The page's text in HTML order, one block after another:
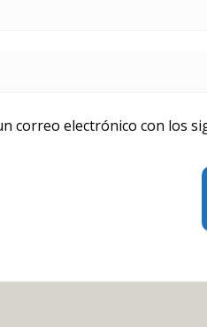
correo electrónico con los